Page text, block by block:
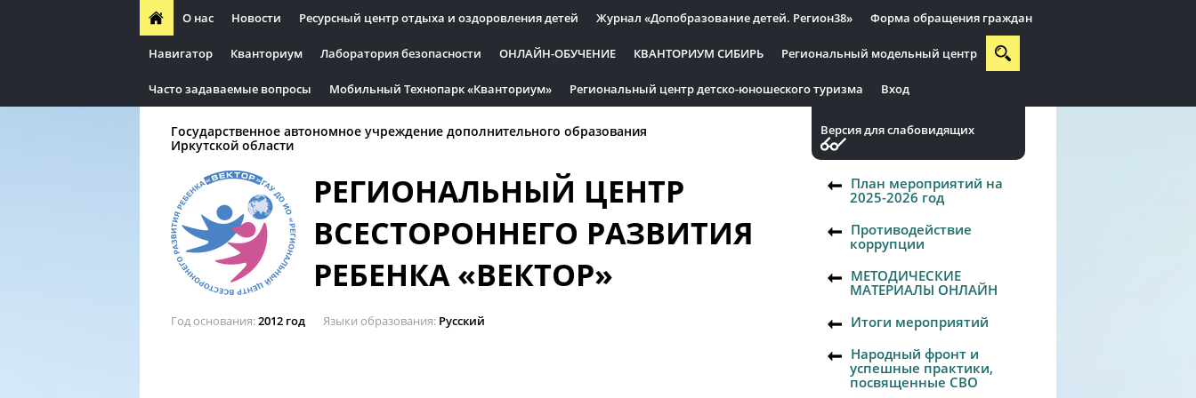
О нас Новости Ресурсный центр отдыха и оздоровления детей Журнал «Допобразование детей. Регион38» Форма обращения граждан
Навигатор Кванториум Лаборатория безопасности ОНЛАЙН-ОБУЧЕНИЕ КВАНТОРИУМ СИБИРЬ Региональный модельный центр
Часто задаваемые вопросы Мобильный Технопарк «Кванториум» Региональный центр детско-юношеского туризма Вход
Государственное автономное учреждение дополнительного образования
Иркутской области
РЕГИОНАЛЬНЫЙ ЦЕНТР
ВСЕСТОРОННЕГО РАЗВИТИЯ
РЕБЕНКА «ВЕКТОР»
Год основания 2012 год Языки образования Русский
Версия для слабовидящих
План мероприятий на
2025-2026 год
Противодействие
коррупции
МЕТОДИЧЕСКИЕ
МАТЕРИАЛЫ ОНЛАЙН
Итоги мероприятий
Народный фронт и
успешные практики,
посвященные СВО